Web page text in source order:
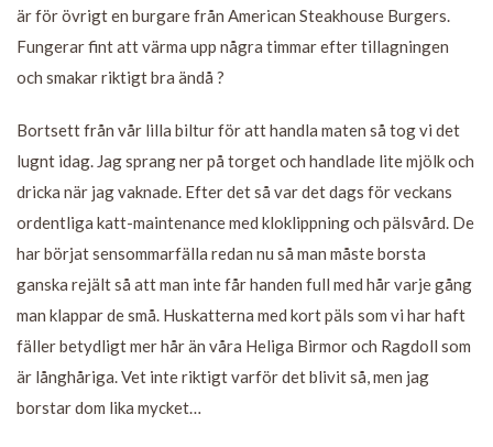
är för övrigt en burgare från American Steakhouse Burgers.
Fungerar fint att värma upp några timmar efter tillagningen
och smakar riktigt bra ändå ?
Bortsett från vår lilla biltur för att handla maten så tog vi det
lugnt idag. Jag sprang ner på torget och handlade lite mjölk och
dricka när jag vaknade. Efter det så var det dags för veckans
ordentliga katt-maintenance med kloklippning och pälsvård. De
har börjat sensommarfälla redan nu så man måste borsta
ganska rejält så att man inte får handen full med hår varje gång
man klappar de små. Huskatterna med kort päls som vi har haft
fäller betydligt mer hår än våra Heliga Birmor och Ragdoll som
är långhåriga. Vet inte riktigt varför det blivit så, men jag
borstar dom lika mycket…